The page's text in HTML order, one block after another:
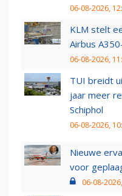
06-08-2026,
KLM stelt
Airbus
06-08-2026,
TUI breidt
jaar meer
Schiphol
06-08-2026,
Nieuwe
voor
06-08-